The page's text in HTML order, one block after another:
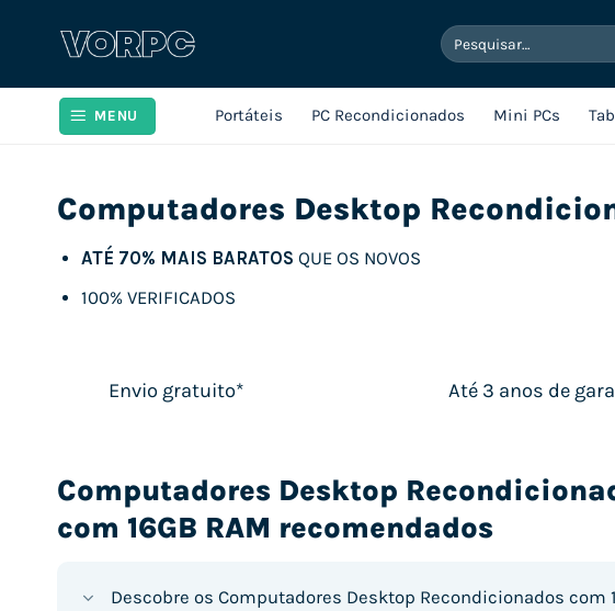
Pesquisar
por:
MENU Portáteis PC Recondicionados Mini PCs
Computadores Desktop
ATÉ 70% MAIS BARATOS QUE OS NOVOS
100% VERIFICADOS
Envio gratuito* Até 3 anos de
Computadores Desktop
com 16GB RAM recomendados
Descobre os Computadores Desktop Recondicionados com